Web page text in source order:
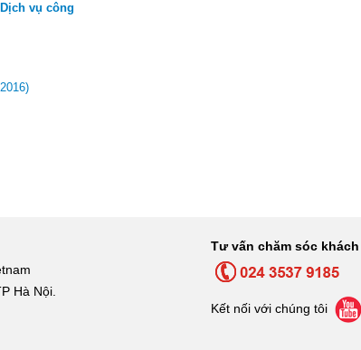
vụ công
Hà Nội.
Tư vấn chăm sóc
Kết nối với chúng tôi